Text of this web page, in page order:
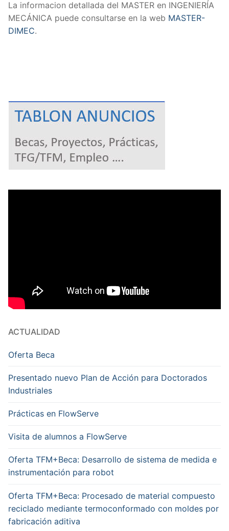
La informacion detallada del MASTER en INGENIERÍA
MECÁNICA puede consultarse en la web MASTER-
DIMEC.
ACTUALIDAD
Oferta Beca
Presentado nuevo Plan de Acción para Doctorados
Industriales
Prácticas en FlowServe
Visita de alumnos a FlowServe
Oferta TFM+Beca: Desarrollo de sistema de medida e
instrumentación para robot
Oferta TFM+Beca: Procesado de material compuesto
reciclado mediante termoconformado con moldes por
fabricación aditiva